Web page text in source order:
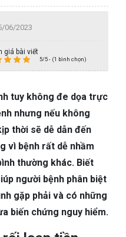
06/2023
giá bài viết
5/5 - (1 bình chọn)
tuy không đe dọa trực
nhưng nếu không
thời sẽ dễ dẫn đến
vì bệnh rất dễ nhầm
thường khác. Biết
người bệnh phân biệt
gặp phải và có những
biến chứng nguy hiểm.